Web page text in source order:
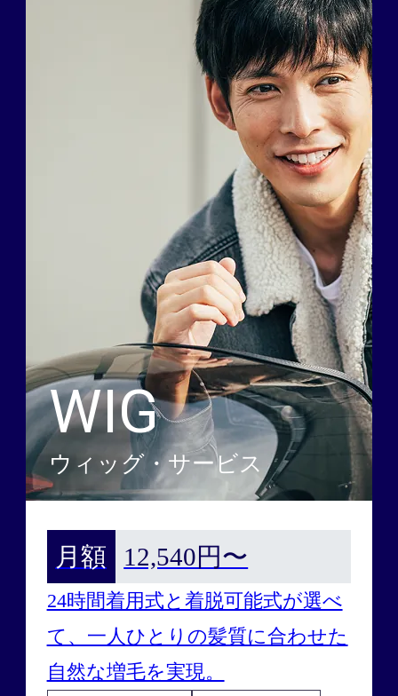
無料相談・お試し体験
スヴェンソンのこだわり
Q&A 資料請求 WEBカタログ
無料相談・お試し体験
スヴェンソンのこだわり
Q&A 資料請求 WEBカタログ
WIG
ウィッグ・サービス
月額 12,540円〜
24時間着用式と着脱可能式が選べ
て、一人ひとりの髪質に合わせた
自然な増毛を実現。